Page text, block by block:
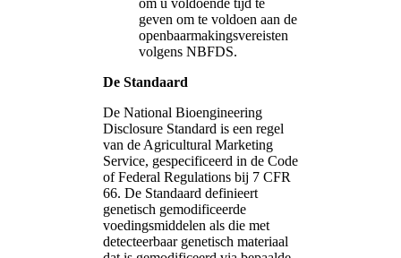
om u voldoende tijd te
geven om te voldoen aan de
openbaarmakingsvereisten
volgens NBFDS.
De Standaard
De National Bioengineering
Disclosure Standard is een regel
van de Agricultural Marketing
Service, gespecificeerd in de Code
of Federal Regulations bij 7 CFR
66. De Standaard definieert
genetisch gemodificeerde
voedingsmiddelen als die met
detecteerbaar genetisch materiaal